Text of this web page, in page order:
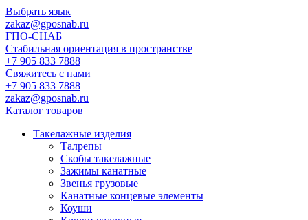
Выбрать язык
zakaz@gposnab.ru
ГПО-СНАБ
Стабильная ориентация в пространстве
+7 905 833 7888
Свяжитесь с нами
+7 905 833 7888
zakaz@gposnab.ru
Каталог товаров
Такелажные изделия
Талрепы
Скобы такелажные
Зажимы канатные
Звенья грузовые
Канатные концевые элементы
Коуши